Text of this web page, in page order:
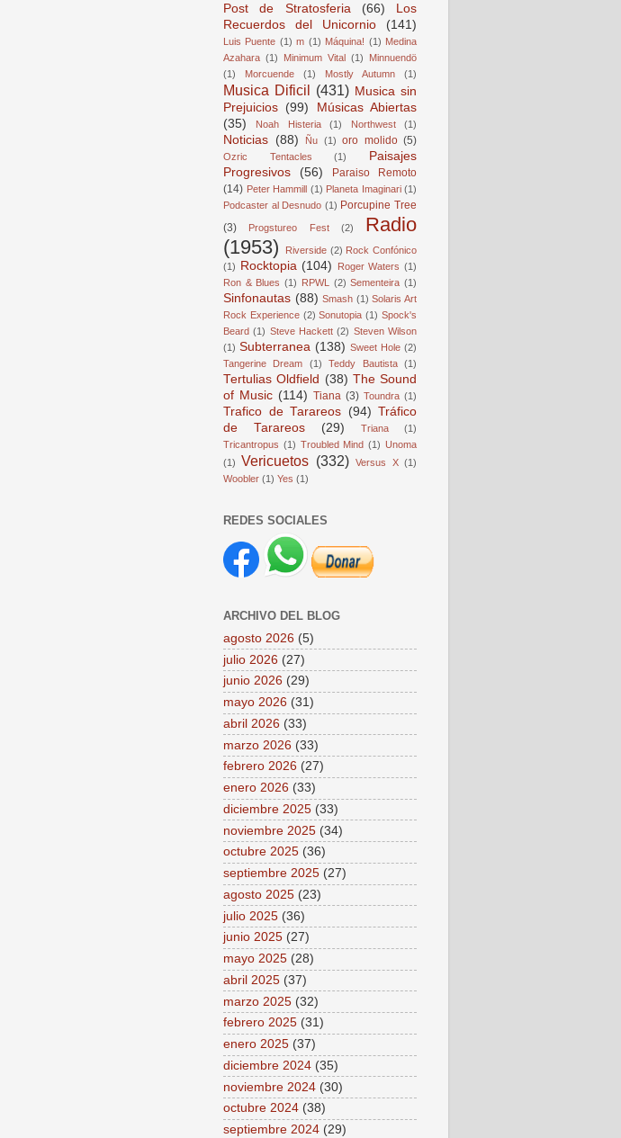
Post de Stratosferia
(66)
Los
Recuerdos del Unicornio
(141)
Luis Puente (1) m (1) Máquina! (1) Medina
Azahara (1) Minimum Vital (1)
Minnuendö
(1)
Morcuende (1) Mostly Autumn (1)
Musica Dificil (431) Musica sin
Prejuicios (99)
Músicas Abiertas
(35)
Noah Histeria (1) Northwest (1)
Noticias (88) Ñu (1) oro molido (5)
Ozric Tentacles (1)
Paisajes
Progresivos
(56)
Paraiso Remoto
(14) Peter Hammill (1) Planeta Imaginari (1)
Podcaster al Desnudo (1) Porcupine Tree
(3)
Progstureo Fest (2)
Radio
(1953)
Riverside (2) Rock Confónico
(1) Rocktopia (104) Roger Waters (1)
Ron & Blues (1) RPWL (2) Sementeira (1)
Sinfonautas (88) Smash (1) Solaris Art
Rock Experience (2) Sonutopia (1) Spock's
Beard (1) Steve Hackett (2) Steven Wilson
(1) Subterranea (138) Sweet Hole (2)
Tangerine Dream
(1) Teddy Bautista (1)
Tertulias Oldfield (38) The Sound
of Music (114) Tiana (3) Toundra (1)
Trafico de Tarareos (94) Tráfico
de Tarareos
(29) Triana
(1)
Tricantropus (1) Troubled Mind (1) Unoma
(1)
Vericuetos (332) Versus X (1)
Woobler (1) Yes (1)
REDES SOCIALES
ARCHIVO DEL BLOG
agosto 2026 (5)
julio 2026 (27)
junio 2026 (29)
mayo 2026 (31)
abril 2026 (33)
marzo 2026 (33)
febrero 2026 (27)
enero 2026 (33)
diciembre 2025 (33)
noviembre 2025 (34)
octubre 2025 (36)
septiembre 2025 (27)
agosto 2025 (23)
julio 2025 (36)
junio 2025 (27)
mayo 2025 (28)
abril 2025 (37)
marzo 2025 (32)
febrero 2025 (31)
enero 2025 (37)
diciembre 2024 (35)
noviembre 2024 (30)
octubre 2024 (38)
septiembre 2024 (29)